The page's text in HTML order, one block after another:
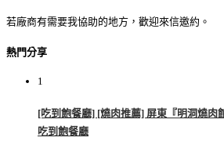
若廠商有需要我協助的地方，歡迎來信邀約。
熱門分享
1
[吃到飽餐廳] [燒肉推薦] 屏東『明洞燒肉
吃到飽餐廳